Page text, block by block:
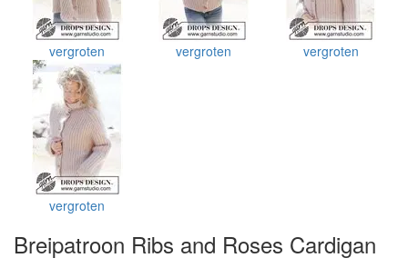
vergroten vergroten vergroten
vergroten
Breipatroon Ribs and Roses Cardigan